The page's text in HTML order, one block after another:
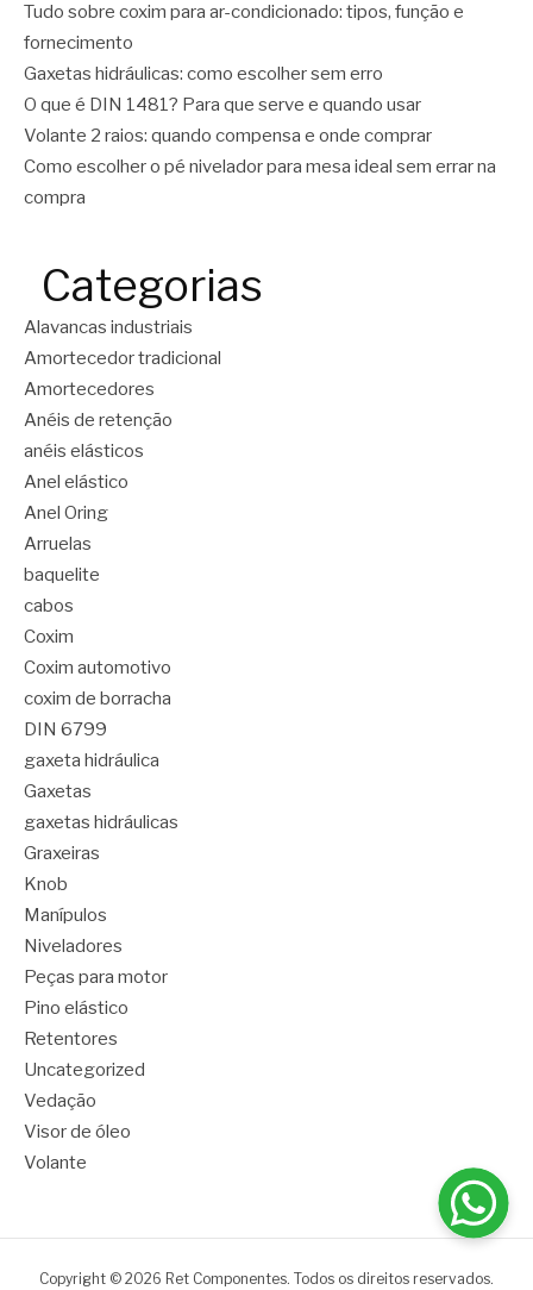
Tudo sobre coxim para ar-condicionado: tipos, função e
fornecimento
Gaxetas hidráulicas: como escolher sem erro
O que é DIN 1481? Para que serve e quando usar
Volante 2 raios: quando compensa e onde comprar
Como escolher o pé nivelador para mesa ideal sem errar na
compra
Categorias
Alavancas industriais
Amortecedor tradicional
Amortecedores
Anéis de retenção
anéis elásticos
Anel elástico
Anel Oring
Arruelas
baquelite
cabos
Coxim
Coxim automotivo
coxim de borracha
DIN 6799
gaxeta hidráulica
Gaxetas
gaxetas hidráulicas
Graxeiras
Knob
Manípulos
Niveladores
Peças para motor
Pino elástico
Retentores
Uncategorized
Vedação
Visor de óleo
Volante
Copyright © 2026 Ret Componentes. Todos os direitos reservados.